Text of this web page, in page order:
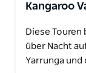
Kangaroo
Diese Touren
über Nacht
Yarrunga